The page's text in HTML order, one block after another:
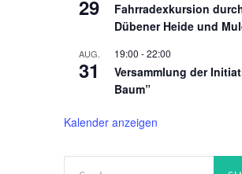
29
Fahrradexkursion
Dübener Heide und
AUG.
31
19:00 -22:00
Versammlung der
Baum”
Kalender anzeigen